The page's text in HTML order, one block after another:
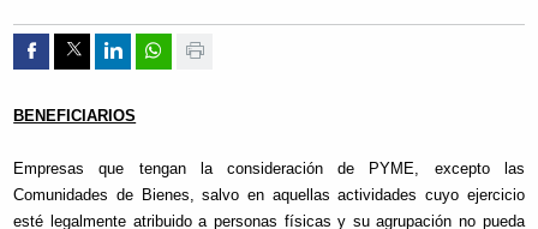
Compartir por Facebook
Compartir por Twitter
Compartir por Linkedin
Compartir por whatsapp
Imprimir
BENEFICIARIOS
Empresas que tengan la consideración de PYME, excepto las
Comunidades de Bienes, salvo en aquellas actividades cuyo ejercicio
esté legalmente atribuido a personas físicas y su agrupación no pueda